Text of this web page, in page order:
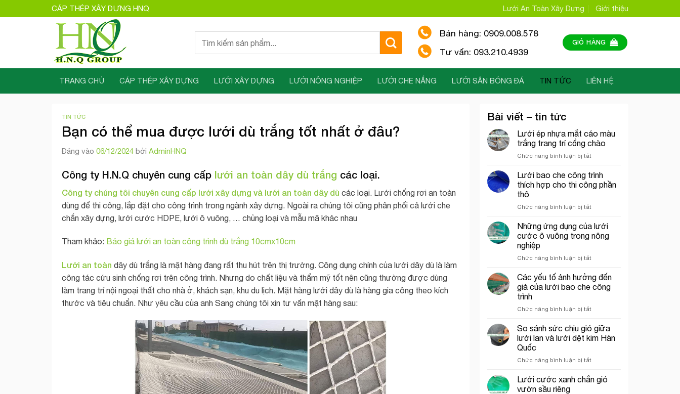
qua
CÁP THÉP XÂY DỰNG HNQ Lưới An Toàn Xây Dựng Giới thiệu
Tìm
Bán hàng: 0909.008.578
Tư vấn: 093.210.4939
GIỎ HÀNG
TRANG CHỦ CÁP THÉP XÂY DỰNG LƯỚI XÂY DỰNG LƯỚI NÔNG NGHIỆP LƯỚI CHE NẮNG LƯỚI SÂN BÓNG ĐÁ TIN TỨC LIÊN HỆ
TIN TỨC
Bạn có thể mua được lưới dù trắng tốt nhất ở đâu?
Đăng vào 06/12/2024 bởi AdminHNQ
Công ty H.N.Q chuyên cung cấp lưới an toàn dây dù trắng các loại.
Công ty chúng tôi chuyên cung cấp lưới xây dựng và lưới an toàn dây dù các loại. Lưới chống rơi an toàn
dùng để thi công, lắp đặt cho công trình trong ngành xây dựng. Ngoài ra chúng tôi cũng phân phối cả lưới che
chắn xây dựng, lưới cước HDPE, lưới ô vuông, … chủng loại và mẫu mã khác nhau
Tham khảo: Báo giá lưới an toàn công trình dù trắng 10cmx10cm
Lưới an toàn dây dù trắng là mặt hàng đang rất thu hút trên thị trường. Công dụng chính của lưới dây dù là làm
công tác cứu sinh chống rơi trên công trình. Nhưng do chất liệu và thẩm mỹ tốt nên cũng thường được dùng
làm trang trí nội ngoại thất cho nhà ở, khách sạn, khu du lịch. Mặt hàng lưới dây dù là hàng gia công theo kích
thước và tiêu chuẩn. Như yêu cầu của anh Sang chúng tôi xin tư vấn mặt hàng sau:
Bài viết – tin tức
Lưới ép nhựa mắt cáo màu
trắng trang trí cổng chào
Chức năng bình luận bị tắt
ép
nhựa
mắt
trang
cổng
Lưới bao che công trình
thích hợp cho thi công phần
thô
Chức năng bình luận bị tắt
bao
che
công
cho
thi
công
Những ứng dụng của lưới
cước ô vuông trong nông
nghiệp
Chức năng bình luận bị tắt
ứng
dụng
của
vuông
trong
nông
Các yếu tố ảnh hưởng đến
giá của lưới bao che công
trình
Chức năng bình luận bị tắt
yếu
tố
ảnh
của
lưới
So sánh sức chịu gió giữa
lưới lan và lưới dệt kim Hàn
Quốc
Chức năng bình luận bị tắt
sánh
sức
Lưới cước xanh chắn gió
vườn sầu riêng